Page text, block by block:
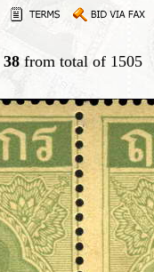
38 from total of 1505